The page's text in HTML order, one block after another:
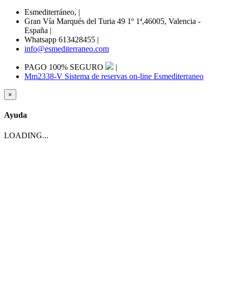
Esmediterráneo, |
Gran Vía Marqués del Turia 49 1º 1ª,46005, Valencia -
España |
Whatsapp 613428455 |
info@esmediterraneo.com
PAGO 100% SEGURO
|
Mm2338-V Sistema de reservas on-line Esmediterraneo
×
Ayuda
LOADING...